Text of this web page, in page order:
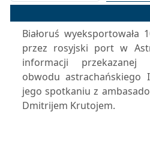
Białoruś
przez rosyjski port w
informacji przekazanej
obwodu astrachańskiego
jego spotkaniu z
Dmitrijem Krutojem.